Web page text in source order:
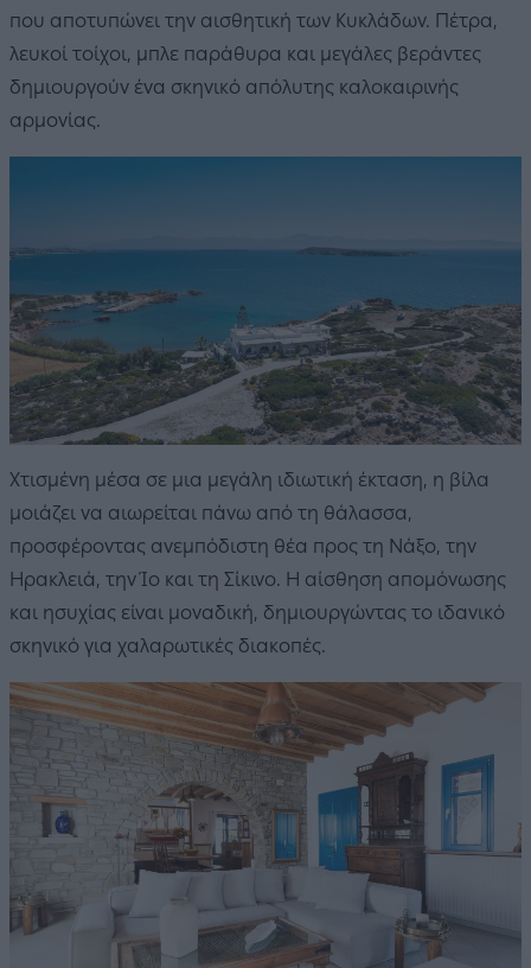
που αποτυπώνει την αισθητική των Κυκλάδων. Πέτρα,
λευκοί τοίχοι, μπλε παράθυρα και μεγάλες βεράντες
δημιουργούν ένα σκηνικό απόλυτης καλοκαιρινής
αρμονίας.
Χτισμένη μέσα σε μια μεγάλη ιδιωτική έκταση, η βίλα
μοιάζει να αιωρείται πάνω από τη θάλασσα,
προσφέροντας ανεμπόδιστη θέα προς τη Νάξο, την
Ηρακλειά, την Ίο και τη Σίκινο. Η αίσθηση απομόνωσης
και ησυχίας είναι μοναδική, δημιουργώντας το ιδανικό
σκηνικό για χαλαρωτικές διακοπές.